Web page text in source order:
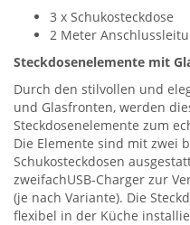
3 x Schukosteckdose
2 Meter
Steckdosenelemente mit
Durch den stilvollen und
und Glasfronten, werden
Steckdosenelemente zum
Die Elemente sind mit zwei
Schukosteckdosen
zweifachUSB-Charger zur
(je nach Variante). Die
flexibel in der Küche